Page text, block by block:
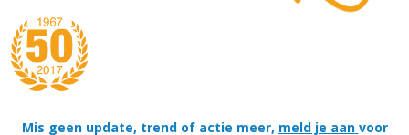
Mis geen update, trend of actie meer, meld je aan voor
Tassen
Thema's